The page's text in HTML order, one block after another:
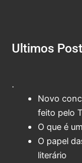
Ultimos
.
Novo
feito pelo
O que é
O papel
literário